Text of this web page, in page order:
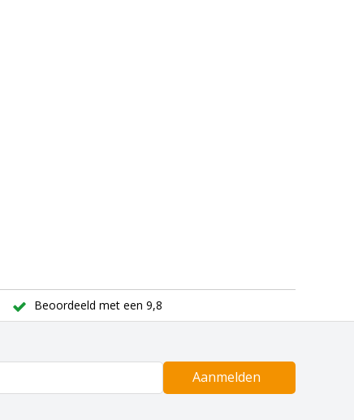
Beoordeeld met een 9,8
Aanmelden